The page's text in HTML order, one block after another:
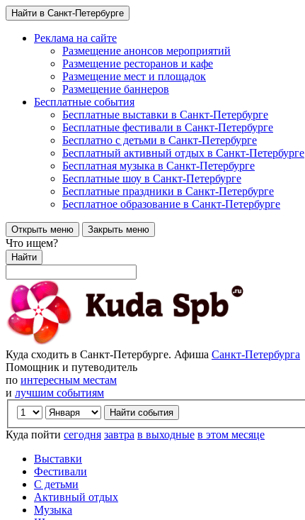
Найти в Санкт-Петербурге
Реклама на сайте
Размещение анонсов мероприятий
Размещение ресторанов и кафе
Размещение мест и площадок
Размещение баннеров
Бесплатные события
Бесплатные выставки в Санкт-Петербурге
Бесплатные фестивали в Санкт-Петербурге
Бесплатно с детьми в Санкт-Петербурге
Бесплатный активный отдых в Санкт-Петербурге
Бесплатная музыка в Санкт-Петербурге
Бесплатные шоу в Санкт-Петербурге
Бесплатные праздники в Санкт-Петербурге
Бесплатное образование в Санкт-Петербурге
Открыть меню Закрыть меню
Что ищем?
Найти
Куда сходить в Санкт-Петербурге. Афиша Санкт-Петербурга
Помощник и путеводитель
по интересным местам
и лучшим событиям
Куда пойти сегодня завтра в выходные в этом месяце
Выставки
Фестивали
С детьми
Активный отдых
Музыка